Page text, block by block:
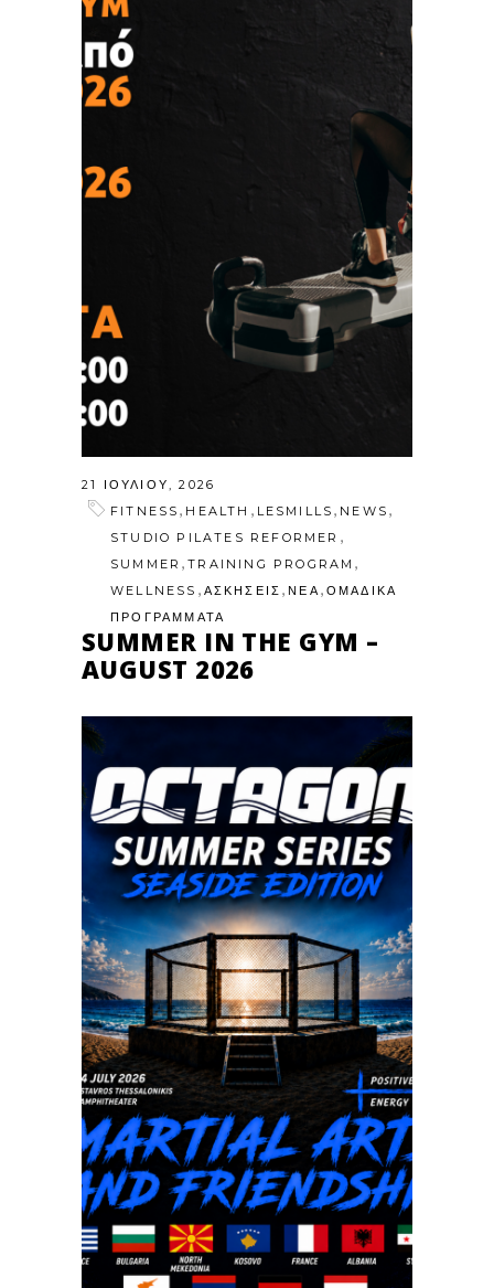
21 ΙΟΥΛΊΟΥ, 2026
FITNESS , HEALTH , LESMILLS , NEWS ,
STUDIO PILATES REFORMER ,
SUMMER ,TRAINING PROGRAM ,
WELLNESS , ΑΣΚΗΣΕΙΣ ,ΝΕΑ , ΟΜΑΔΙΚΑ
ΠΡΟΓΡΑΜΜΑΤΑ
SUMMER IN THE GYM –
AUGUST 2026